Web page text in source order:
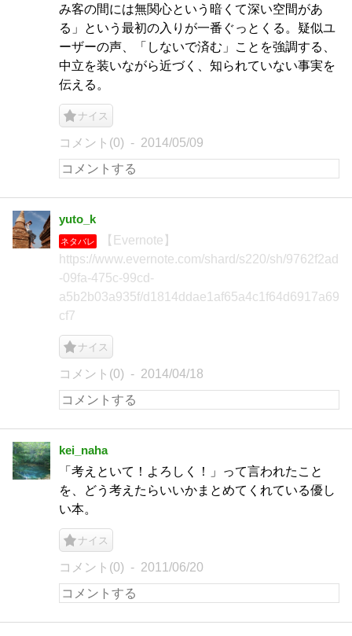
み客の間には無関心という暗くて深い空間があ
る」という最初の入りが一番ぐっとくる。疑似ユ
ーザーの声、「しないで済む」ことを強調する、
中立を装いながら近づく、知られていない事実を
伝える。
ナイス
コメント(0) 2014/05/09
yuto_k
ネタバレ
【Evernote】
https://www.evernote.com/shard/s220/sh/9762f2ad
-09fa-475c-99cd-
a5b2b03a935f/d1814ddae1af65a4c1f64d6917a69
cf7
ナイス
コメント(0) 2014/04/18
kei_naha
「考えといて！よろしく！」って言われたこと
を、どう考えたらいいかまとめてくれている優し
い本。
ナイス
コメント(0) 2011/06/20